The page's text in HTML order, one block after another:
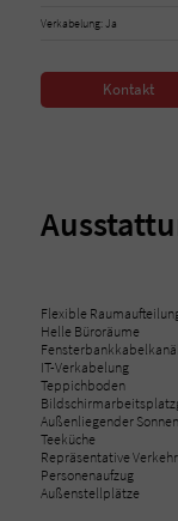
Verkabelung: Ja
Kontakt
Flexible
Helle Büroräume
IT-Verkabelung
Teppichboden
Außenliegender
Teeküche
Repräsentative
Personenaufzug
Außenstellplätze